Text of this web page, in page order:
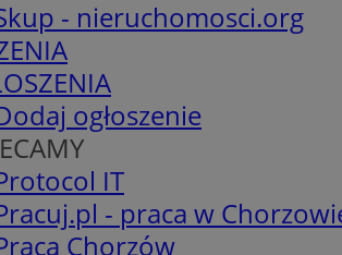
- nieruchomosci.org
ogłoszenie
IT
- praca w
Chorzów